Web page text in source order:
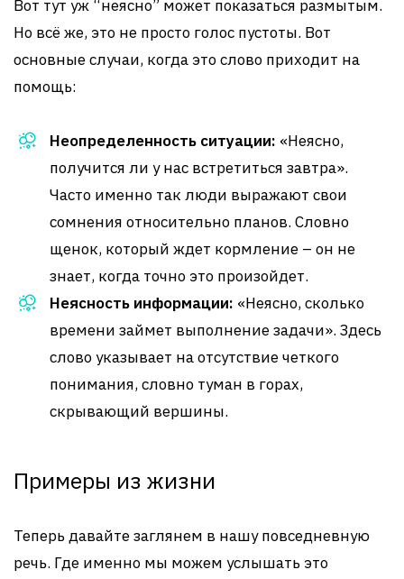
Вот тут уж “неясно” может показаться размытым.
Но всё же, это не просто голос пустоты. Вот
основные случаи, когда это слово приходит на
помощь:
Неопределенность ситуации: «Неясно,
получится ли у нас встретиться завтра».
Часто именно так люди выражают свои
сомнения относительно планов. Словно
щенок, который ждет кормление – он не
знает, когда точно это произойдет.
Неясность информации: «Неясно, сколько
времени займет выполнение задачи». Здесь
слово указывает на отсутствие четкого
понимания, словно туман в горах,
скрывающий вершины.
Примеры из жизни
Теперь давайте заглянем в нашу повседневную
речь. Где именно мы можем услышать это